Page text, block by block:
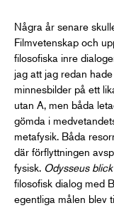
Några år senare
Filmvetenskap och
filosofiska inre
jag att jag redan
minnesbilder på ett
utan A, men båda
gömda i
metafysik. Båda
där förflyttningen
fysisk. Odysseus blick
filosofisk dialog med
egentliga målen blev